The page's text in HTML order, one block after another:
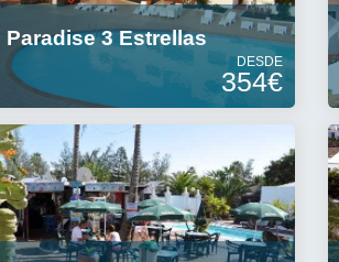
Paradise 3 Estrellas
DESDE
354€